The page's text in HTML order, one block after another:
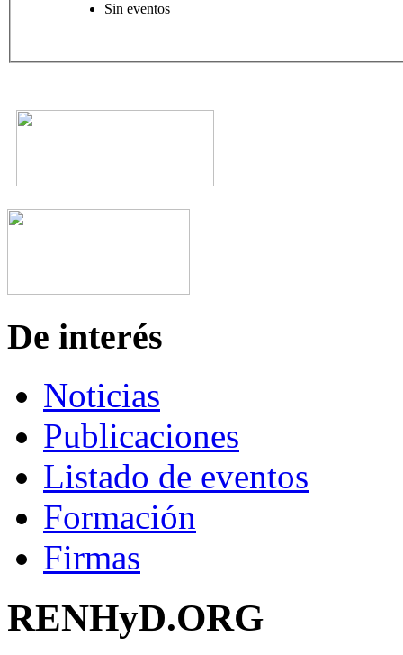
Sin eventos
De interés
Noticias
Publicaciones
Listado de eventos
Formación
Firmas
RENHyD.ORG